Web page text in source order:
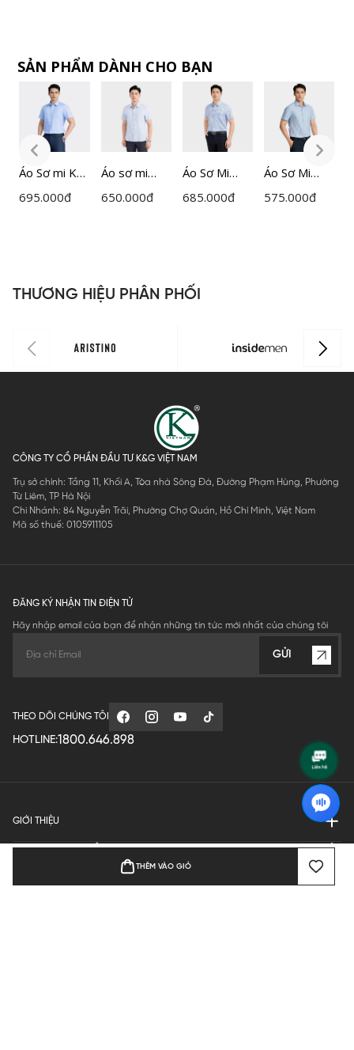
THÊM VÀO GIỎ
SẢN PHẨM DÀNH CHO BẠN
Áo Sơ mi Kẻ
Nam
695.000đ
Áo sơ mi
ngắn tay
0
650.000đ
Áo Sơ Mi
Nam Kẻ
685.000đ
Áo Sơ Mi
Nam
575.000đ
THƯƠNG HIỆU PHÂN PHỐI
CÔNG TY CỔ PHẦN ĐẦU TƯ K&G VIỆT NAM
Trụ sở chính: Tầng 11, Khối A, Tòa nhà Sông Đà, Đường Phạm Hùng, Phường
Từ Liêm, TP Hà Nội
Chi Nhánh: 84 Nguyễn Trãi, Phường Chợ Quán, Hồ Chí Minh, Việt Nam
Mã số thuế: 0105911105
ĐĂNG KÝ NHẬN TIN ĐIỆN TỬ
Hãy nhập email của bạn để nhận những tin tức mới nhất của chúng tôi
GỬI
THEO DÕI CHÚNG TÔI
HOTLINE:1800.646.898
GIỚI THIỆU
QUY ĐỊNH HOẠT ĐỘNG